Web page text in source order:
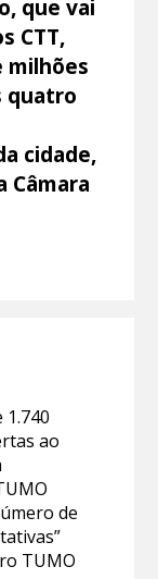
que vai
CTT,
quatro
cidade,
Câmara
1.740
ao
de
TUMO